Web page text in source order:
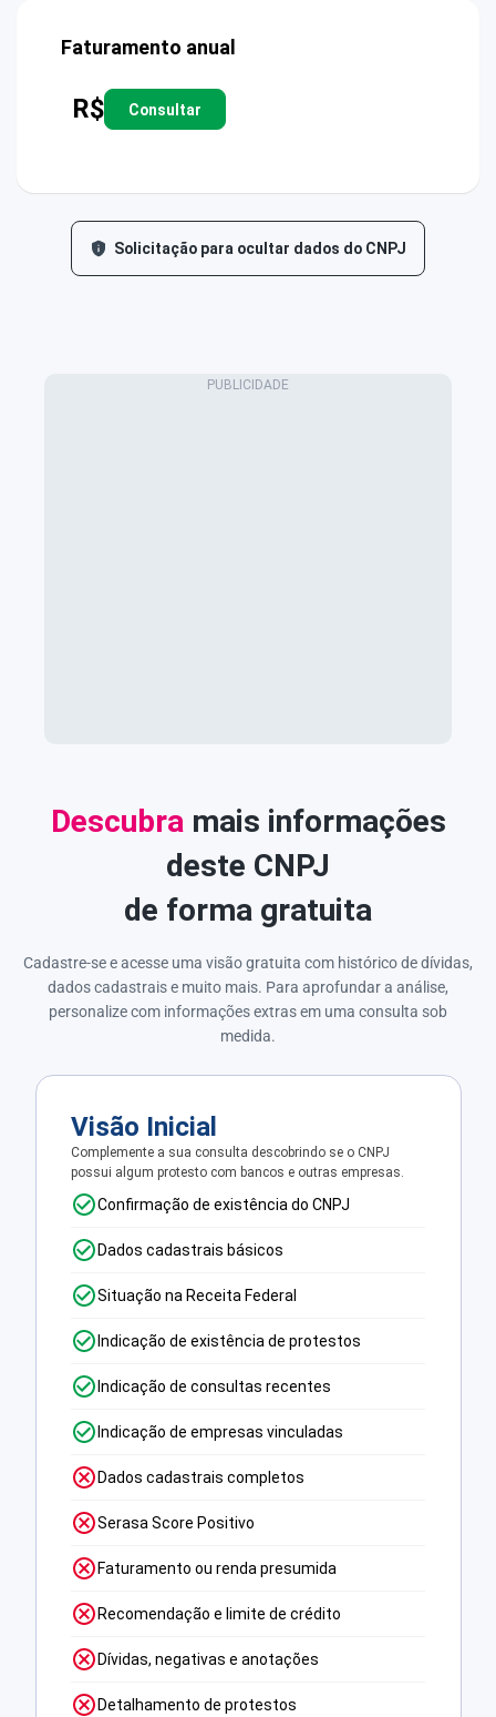
Faturamento anual
R$ Consultar
Solicitação para ocultar dados do CNPJ
Descubramais informações
deste CNPJ
de forma gratuita
Cadastre-se e acesse uma visão gratuita com histórico de dívidas,
dados cadastrais e muito mais. Para aprofundar a análise,
personalize com informações extras em uma consulta sob
medida.
Visão Inicial
Complemente a sua consulta descobrindo se o CNPJ
possui algum protesto com bancos e outras empresas.
Confirmação de existência do CNPJ
Dados cadastrais básicos
Situação na Receita Federal
Indicação de existência de protestos
Indicação de consultas recentes
Indicação de empresas vinculadas
Dados cadastrais completos
Serasa Score Positivo
Faturamento ou renda presumida
Recomendação e limite de crédito
Dívidas, negativas e anotações
Detalhamento de protestos